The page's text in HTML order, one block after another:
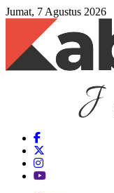
Jumat, 7 Agustus 2026